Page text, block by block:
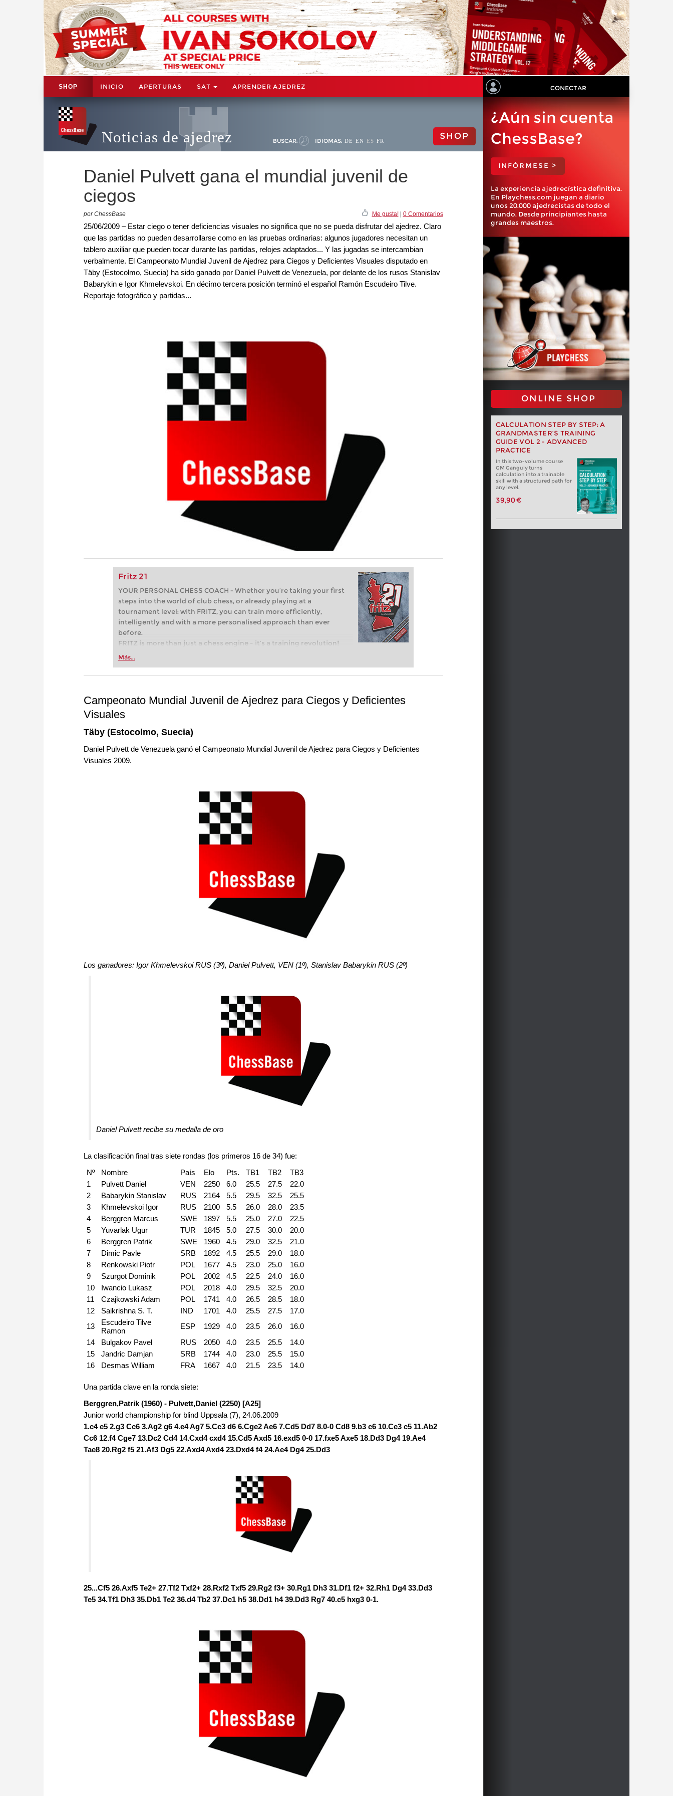
SHOP INICIO APERTURAS SAT APRENDER AJEDREZ CONECTAR
Noticias de ajedrez BUSCAR: IDIOMAS: DE EN ES FR SHOP
Daniel Pulvett gana el mundial juvenil de
ciegos
por ChessBase Me gusta!| 0 Comentarios
25/06/2009 – Estar ciego o tener deficiencias visuales no significa que no se pueda disfrutar del ajedrez. Claro
que las partidas no pueden desarrollarse como en las pruebas ordinarias: algunos jugadores necesitan un
tablero auxiliar que pueden tocar durante las partidas, relojes adaptados... Y las jugadas se intercambian
verbalmente. El Campeonato Mundial Juvenil de Ajedrez para Ciegos y Deficientes Visuales disputado en
Täby (Estocolmo, Suecia) ha sido ganado por Daniel Pulvett de Venezuela, por delante de los rusos Stanislav
Babarykin e Igor Khmelevskoi. En décimo tercera posición terminó el español Ramón Escudeiro Tilve.
Reportaje fotográfico y partidas...
Fritz 21
YOUR PERSONAL CHESS COACH - Whether you’re taking your first
steps into the world of club chess, or already playing at a
tournament level: with FRITZ, you can train more efficiently,
intelligently and with a more personalised approach than ever
before.
FRITZ is more than just a chess engine – it’s a training revolution!
Whether you’re taking your first steps into the world of club chess,
more efficiently, intelligently and with a more personalised
Más...
¿Aún sin cuenta
ChessBase?
INFÓRMESE >
La experiencia ajedrecística definitiva.
En Playchess.com juegan a diario
unos 20.000 ajedrecistas de todo el
mundo. Desde principiantes hasta
grandes maestros.
ONLINE SHOP
CALCULATION STEP BY STEP: A
GRANDMASTER’S TRAINING
GUIDE VOL 2 - ADVANCED
PRACTICE
In this two-volume course
GM Ganguly turns
calculation into a trainable
skill with a structured path for
any level.
39,90 €
Campeonato Mundial Juvenil de Ajedrez para Ciegos y Deficientes
Visuales
Täby (Estocolmo, Suecia)
Daniel Pulvett de Venezuela ganó el Campeonato Mundial Juvenil de Ajedrez para Ciegos y Deficientes
Visuales 2009.
Los ganadores: Igor Khmelevskoi RUS (3º), Daniel Pulvett, VEN (1º), Stanislav Babarykin RUS (2º)
Daniel Pulvett recibe su medalla de oro
La clasificación final tras siete rondas (los primeros 16 de 34) fue:
Nº
Nombre País Elo Pts. TB1 TB2
TB3
1
Pulvett Daniel VEN 2250 6.0 25.5 27.5
22.0
2
Babarykin Stanislav RUS 2164 5.5 29.5 32.5
25.5
3
Khmelevskoi Igor RUS 2100 5.5 26.0 28.0
23.5
4
Berggren Marcus SWE 1897 5.5 25.0 27.0
22.5
5
Yuvarlak Ugur TUR 1845 5.0 27.5 30.0
20.0
6
Berggren Patrik SWE 1960 4.5 29.0 32.5
21.0
7
Dimic Pavle SRB 1892 4.5 25.5 29.0
18.0
8
Renkowski Piotr POL 1677 4.5 23.0 25.0
16.0
9
Szurgot Dominik POL 2002 4.5 22.5 24.0
16.0
10
Iwancio Lukasz POL 2018 4.0 29.5 32.5
20.0
11
Czajkowski Adam POL 1741 4.0 26.5 28.5
18.0
12
Saikrishna S. T. IND 1701 4.0 25.5 27.5
17.0
13
Escudeiro Tilve
Ramon
ESP 1929 4.0 23.5 26.0
16.0
14
Bulgakov Pavel RUS 2050 4.0 23.5 25.5
14.0
15
Jandric Damjan SRB 1744 4.0 23.0 25.5
15.0
16
Desmas William FRA 1667 4.0 21.5 23.5 14.0
Una partida clave en la ronda siete:
Berggren,Patrik (1960) - Pulvett,Daniel (2250) [A25]
Junior world championship for blind Uppsala (7), 24.06.2009
1.c4 e5 2.g3 Cc6 3.Ag2 g6 4.e4 Ag7 5.Cc3 d6 6.Cge2 Ae6 7.Cd5 Dd7 8.0-0 Cd8 9.b3 c6 10.Ce3 c5 11.Ab2
Cc6 12.f4 Cge7 13.Dc2 Cd4 14.Cxd4 cxd4 15.Cd5 Axd5 16.exd5 0-0 17.fxe5 Axe5 18.Dd3 Dg4 19.Ae4
Tae8 20.Rg2 f5 21.Af3 Dg5 22.Axd4 Axd4 23.Dxd4 f4 24.Ae4 Dg4 25.Dd3
25...Cf5 26.Axf5 Te2+ 27.Tf2 Txf2+ 28.Rxf2 Txf5 29.Rg2 f3+ 30.Rg1 Dh3 31.Df1 f2+ 32.Rh1 Dg4 33.Dd3
Te5 34.Tf1 Dh3 35.Db1 Te2 36.d4 Tb2 37.Dc1 h5 38.Dd1 h4 39.Dd3 Rg7 40.c5 hxg3 0-1.